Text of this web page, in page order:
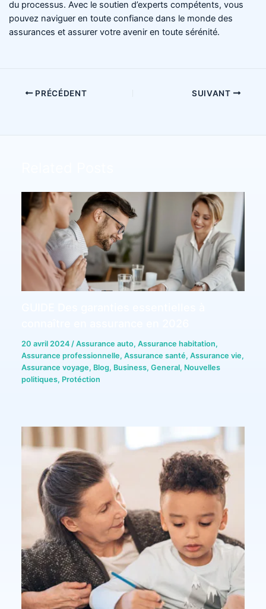
du processus. Avec le soutien d’experts compétents, vous
pouvez naviguer en toute confiance dans le monde des
assurances et assurer votre avenir en toute sérénité.
PRÉCÉDENT SUIVANT
20 avril 2024/Assurance auto,Assurance habitation,
Assurance professionnelle,Assurance santé,Assurance vie,
Assurance voyage, Blog, Business,General, Nouvelles
politiques, Protéction